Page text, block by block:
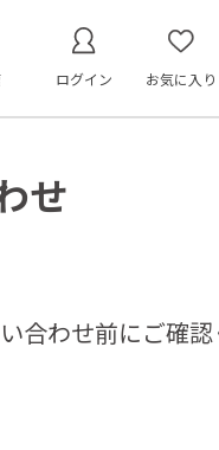
ログイン お気に入り
せ
合わせ前にご確認